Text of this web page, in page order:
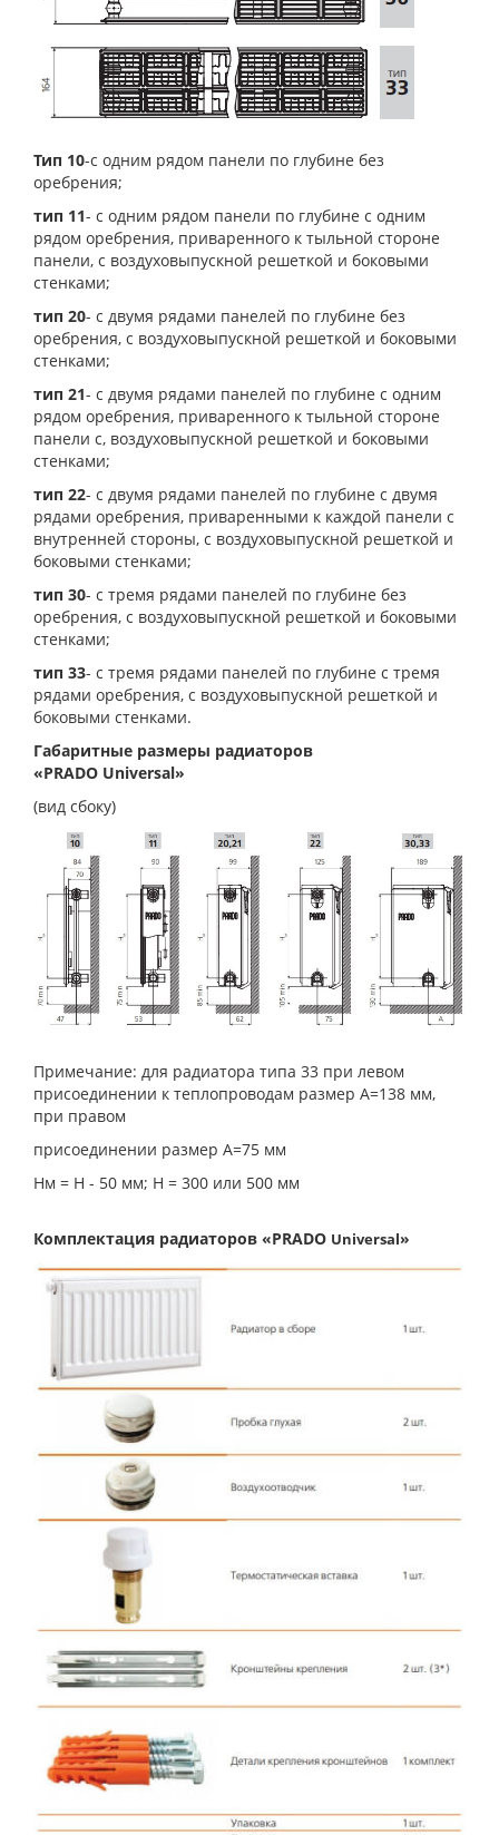
Тип 10-с одним рядом панели по глубине без
оребрения;
тип 11- с одним рядом панели по глубине с одним
рядом оребрения, приваренного к тыльной стороне
панели, с воздуховыпускной решеткой и боковыми
стенками;
тип 20- с двумя рядами панелей по глубине без
оребрения, с воздуховыпускной решеткой и боковыми
стенками;
тип 21- с двумя рядами панелей по глубине с одним
рядом оребрения, приваренного к тыльной стороне
панели с, воздуховыпускной решеткой и боковыми
стенками;
тип 22- с двумя рядами панелей по глубине с двумя
рядами оребрения, приваренными к каждой панели с
внутренней стороны, с воздуховыпускной решеткой и
боковыми стенками;
тип 30- с тремя рядами панелей по глубине без
оребрения, с воздуховыпускной решеткой и боковыми
стенками;
тип 33- с тремя рядами панелей по глубине с тремя
рядами оребрения, с воздуховыпускной решеткой и
боковыми стенками.
Габаритные размеры радиаторов
«PRADO Universal»
(вид сбоку)
Примечание: для радиатора типа 33 при левом
присоединении к теплопроводам размер А=138 мм,
при правом
присоединении размер А=75 мм
Нм = Н - 50 мм; Н = 300 или 500 мм
Комплектация радиаторов «PRADO Universal»